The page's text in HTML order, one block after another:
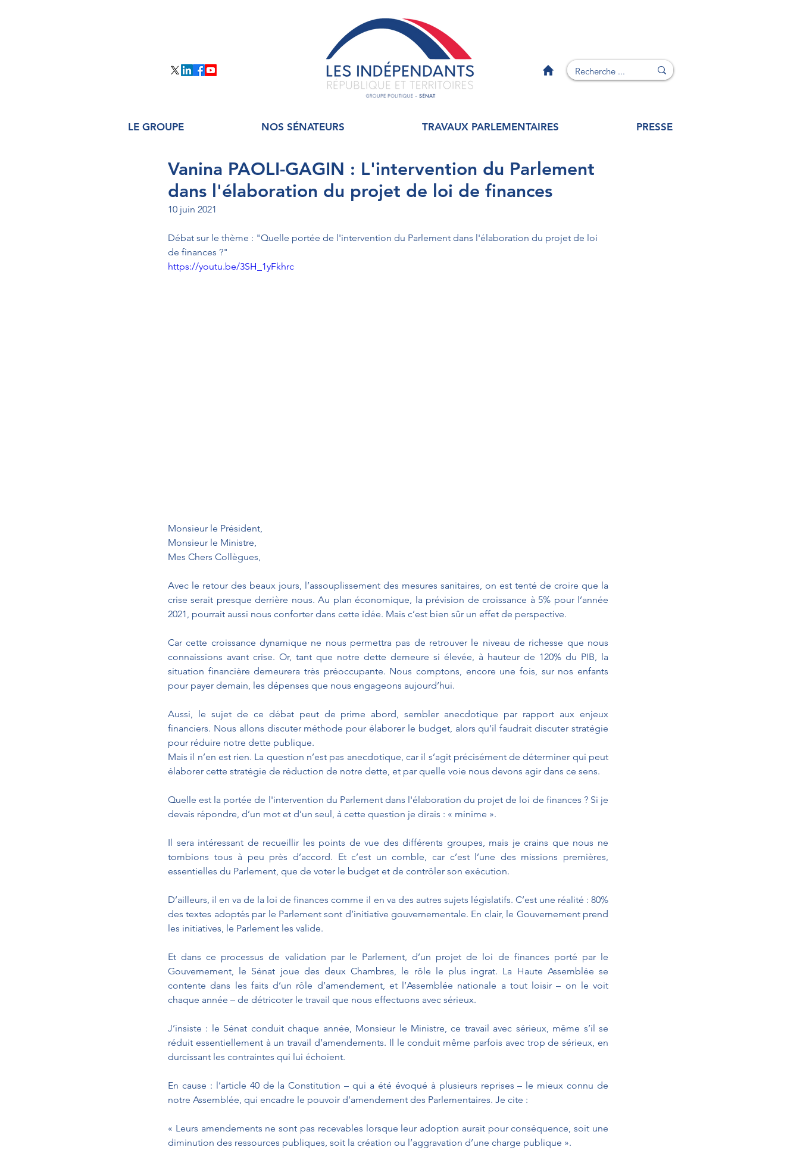
LE GROUPE NOS SÉNATEURS TRAVAUX PARLEMENTAIRES PRESSE
Vanina PAOLI-GAGIN : L'intervention du Parlement
dans l'élaboration du projet de loi de finances
10 juin 2021
Débat sur le thème : "Quelle portée de l'intervention du Parlement dans l'élaboration du projet de loi
de finances ?"
https://youtu.be/3SH_1yFkhrc
Monsieur le Président,
Monsieur le Ministre,
Mes Chers Collègues,
Avec le retour des beaux jours, l’assouplissement des mesures sanitaires, on est tenté de croire que la
crise serait presque derrière nous. Au plan économique, la prévision de croissance à 5% pour l’année
2021, pourrait aussi nous conforter dans cette idée. Mais c’est bien sûr un effet de perspective.
Car cette croissance dynamique ne nous permettra pas de retrouver le niveau de richesse que nous
connaissions avant crise. Or, tant que notre dette demeure si élevée, à hauteur de 120% du PIB, la
situation financière demeurera très préoccupante. Nous comptons, encore une fois, sur nos enfants
pour payer demain, les dépenses que nous engageons aujourd’hui.
Aussi, le sujet de ce débat peut de prime abord, sembler anecdotique par rapport aux enjeux
financiers. Nous allons discuter méthode pour élaborer le budget, alors qu’il faudrait discuter stratégie
pour réduire notre dette publique.
Mais il n’en est rien. La question n’est pas anecdotique, car il s’agit précisément de déterminer qui peut
élaborer cette stratégie de réduction de notre dette, et par quelle voie nous devons agir dans ce sens.
Quelle est la portée de l'intervention du Parlement dans l'élaboration du projet de loi de finances ? Si je
devais répondre, d’un mot et d’un seul, à cette question je dirais : « minime ».
Il sera intéressant de recueillir les points de vue des différents groupes, mais je crains que nous ne
tombions tous à peu près d’accord. Et c’est un comble, car c’est l’une des missions premières,
essentielles du Parlement, que de voter le budget et de contrôler son exécution.
D’ailleurs, il en va de la loi de finances comme il en va des autres sujets législatifs. C’est une réalité : 80%
des textes adoptés par le Parlement sont d’initiative gouvernementale. En clair, le Gouvernement prend
les initiatives, le Parlement les valide.
Et dans ce processus de validation par le Parlement, d’un projet de loi de finances porté par le
Gouvernement, le Sénat joue des deux Chambres, le rôle le plus ingrat. La Haute Assemblée se
contente dans les faits d’un rôle d’amendement, et l’Assemblée nationale a tout loisir – on le voit
chaque année – de détricoter le travail que nous effectuons avec sérieux.
J’insiste : le Sénat conduit chaque année, Monsieur le Ministre, ce travail avec sérieux, même s’il se
réduit essentiellement à un travail d’amendements. Il le conduit même parfois avec trop de sérieux, en
durcissant les contraintes qui lui échoient.
En cause : l’article 40 de la Constitution – qui a été évoqué à plusieurs reprises – le mieux connu de
notre Assemblée, qui encadre le pouvoir d’amendement des Parlementaires. Je cite :
« Leurs amendements ne sont pas recevables lorsque leur adoption aurait pour conséquence, soit une
diminution des ressources publiques, soit la création ou l’aggravation d’une charge publique ».